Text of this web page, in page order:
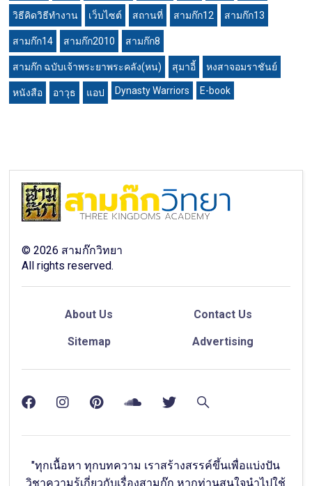
วิธีคิดวิธีทำงาน เว็บไซต์ สถานที่ สามก๊ก12 สามก๊ก13
สามก๊ก14 สามก๊ก2010 สามก๊ก8
สามก๊ก ฉบับเจ้าพระยาพระคลัง(หน) สุมาอี้ หงสาจอมราชันย์
หนังสือ อาวุธ แอป Dynasty Warriors E-book
©2026 สามก๊กวิทยา
All rights reserved.
About Us Contact Us
Sitemap Advertising
"ทุกเนื้อหา ทุกบทความ เราสร้างสรรค์ขึ้นเพื่อแบ่งปัน
วิชาความรู้เกี่ยวกับเรื่องสามก๊ก หากท่านสนใจนำไปใช้